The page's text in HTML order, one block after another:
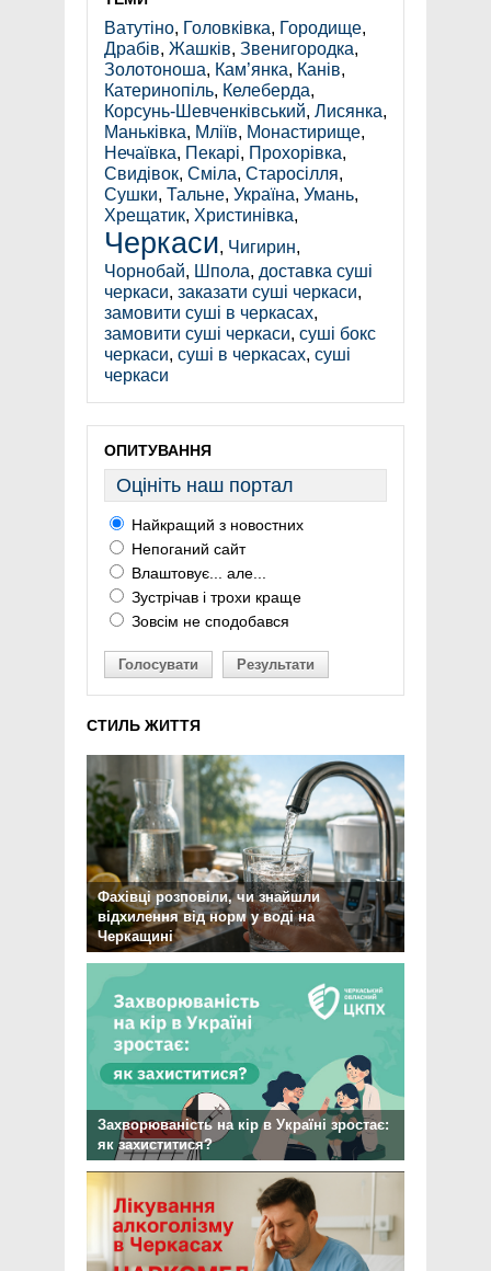
Ватутіно, Головківка, Городище,
Драбів, Жашків, Звенигородка,
Золотоноша, Кам’янка, Канів,
Катеринопіль, Келеберда,
Корсунь-Шевченківський, Лисянка,
Маньківка, Мліїв, Монастирище,
Нечаївка, Пекарі, Прохорівка,
Свидівок, Сміла, Старосілля,
Сушки, Тальне, Україна, Умань,
Хрещатик, Христинівка,
Черкаси, Чигирин,
Чорнобай, Шпола, доставка суші
черкаси, заказати суші черкаси,
замовити суші в черкасах,
замовити суші черкаси, суші бокс
черкаси, суші в черкасах, суші
черкаси
ОПИТУВАННЯ
Оцініть наш портал
Найкращий з новостних
Непоганий сайт
Влаштовує... але...
Зустрічав і трохи краще
Зовсім не сподобався
Голосувати Результати
СТИЛЬ ЖИТТЯ
Фахівці розповіли, чи знайшли
відхилення від норм у воді на
Черкащині
Захворюваність на кір в Україні зростає:
як захиститися?